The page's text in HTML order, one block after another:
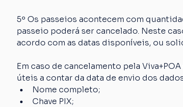
5º Os passeios acontecem com
passeio poderá ser cancelado. Neste
acordo com as datas disponíveis, ou
Em caso de cancelamento pela
úteis a contar da data de envio dos
Nome completo;
Chave PIX;